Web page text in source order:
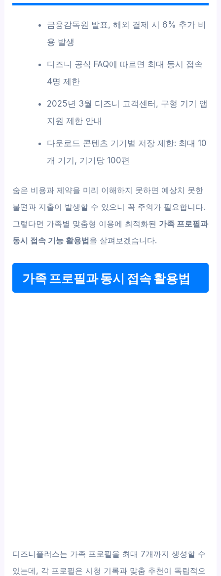
금융감독원 발표, 해외 결제 시 6% 추가 비
용 발생
디즈니 공식 FAQ에 따르면 최대 동시 접속
4명 제한
2025년 3월 디즈니 고객센터, 구형 기기 앱
지원 제한 안내
다운로드 콘텐츠 기기별 저장 제한: 최대 10
개 기기, 기기당 100편
숨은 비용과 제약을 미리 이해하지 못하면 예상치 못한
불편과 지출이 발생할 수 있으니 꼭 주의가 필요합니다.
그렇다면 가족별 맞춤형 이용에 최적화된 가족 프로필과
동시 접속 기능 활용법을 살펴보겠습니다.
가족 프로필과 동시 접속 활용법
디즈니플러스는 가족 프로필을 최대 7개까지 생성할 수
있는데, 각 프로필은 시청 기록과 맞춤 추천이 독립적으